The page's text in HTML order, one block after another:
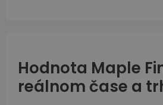
Hodnota Maple
reálnom čase a